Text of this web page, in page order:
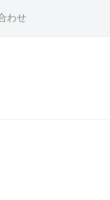
わせ